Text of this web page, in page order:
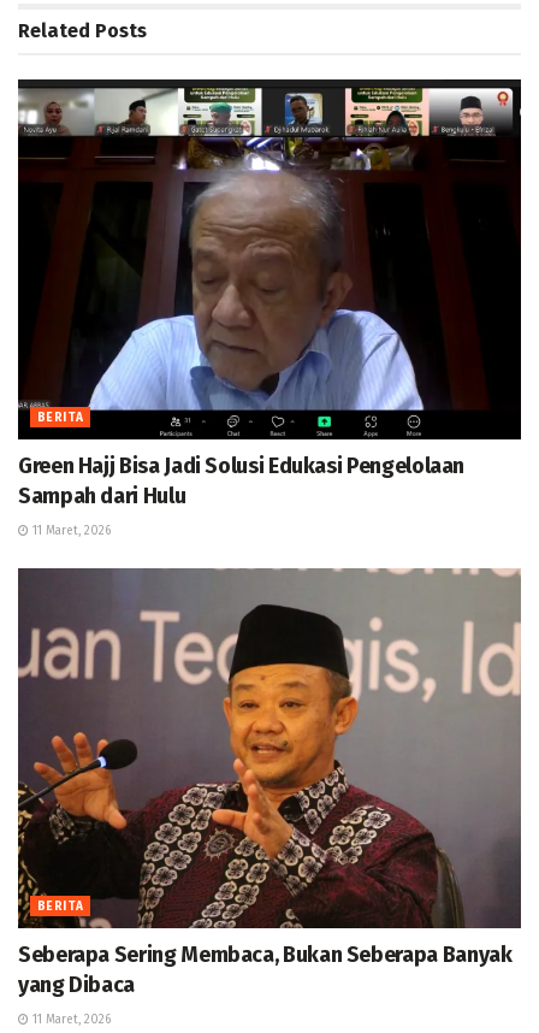
Related Posts
BERITA
Green Hajj Bisa Jadi Solusi Edukasi Pengelolaan
Sampah dari Hulu
11 Maret, 2026
BERITA
Seberapa Sering Membaca, Bukan Seberapa Banyak
yang Dibaca
11 Maret, 2026